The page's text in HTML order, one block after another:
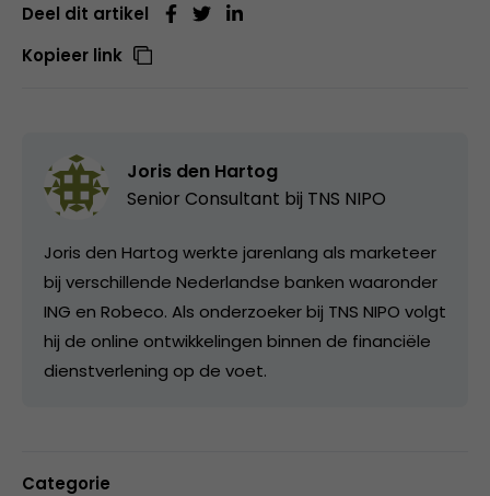
Deel dit artikel
Kopieer link
Joris den Hartog
Senior Consultant bij TNS NIPO
Joris den Hartog werkte jarenlang als marketeer
bij verschillende Nederlandse banken waaronder
ING en Robeco. Als onderzoeker bij TNS NIPO volgt
hij de online ontwikkelingen binnen de financiële
dienstverlening op de voet.
Categorie